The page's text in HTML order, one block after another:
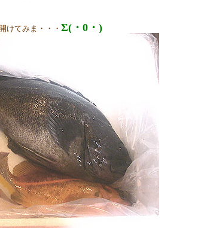
けてみま・・・ Σ(・0・)